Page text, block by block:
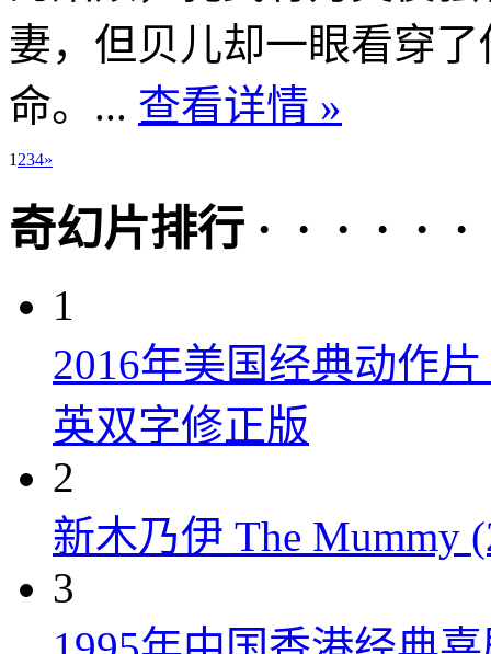
妻，但贝儿却一眼看穿
命。... 查看详情 »
1 234»
奇幻片排行 · · · · · ·
1
2016年美国经典动作
英双字修正版
2
新木乃伊 The Mummy
3